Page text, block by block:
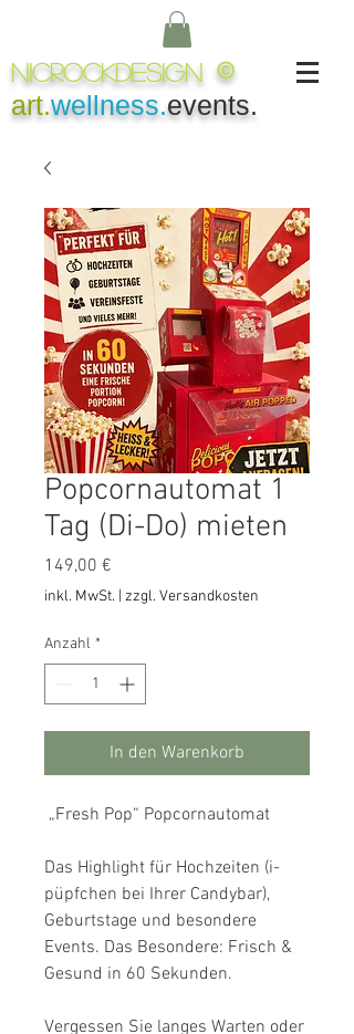
NICROCKDesign ©
art.wellness.events.
Popcornautomat 1
Tag (Di-Do) mieten
149,00 €
inkl. MwSt. | zzgl. Versandkosten
Anzahl *
In den Warenkorb
„Fresh Pop“ Popcornautomat
Das Highlight für Hochzeiten (i-
püpfchen bei Ihrer Candybar),
Geburtstage und besondere
Events. ​Das Besondere: Frisch &
Gesund in 60 Sekunden.
Vergessen Sie langes Warten oder